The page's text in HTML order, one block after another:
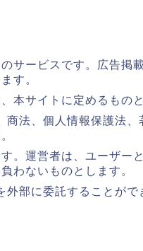
サービスです。広告掲
す。
本サイトに定めるもの
法、個人情報保護法
。運営者は、ユーザー
わないものとします。
部に委託することが